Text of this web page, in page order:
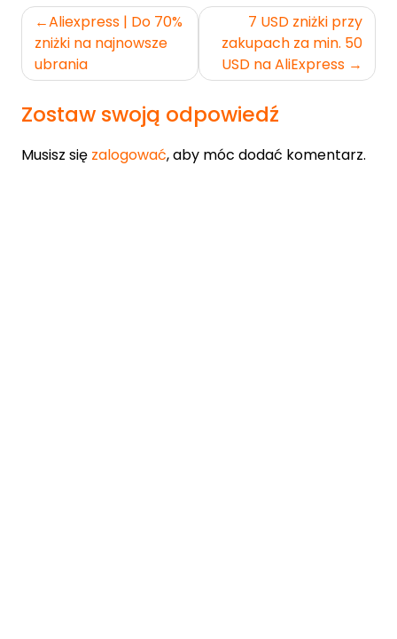
Nawigacja
wpisu
Aliexpress | Do 70%
zniżki na najnowsze
ubrania
7 USD zniżki przy
zakupach za min. 50
USD na AliExpress
Zostaw swoją odpowiedź
Musisz się zalogować, aby móc dodać komentarz.